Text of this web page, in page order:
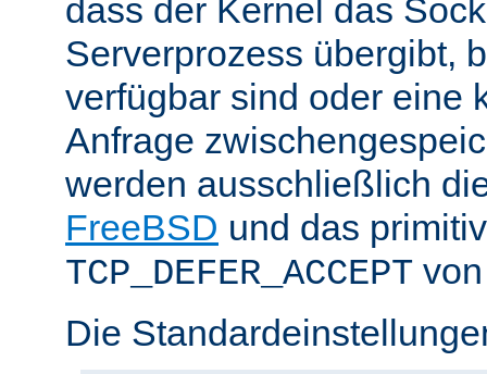
dass der Kernel das
Serverprozess übergibt,
verfügbar sind oder eine
Anfrage
werden ausschließlich
FreeBSD und das
TCP_DEFER_ACCEPT
Die